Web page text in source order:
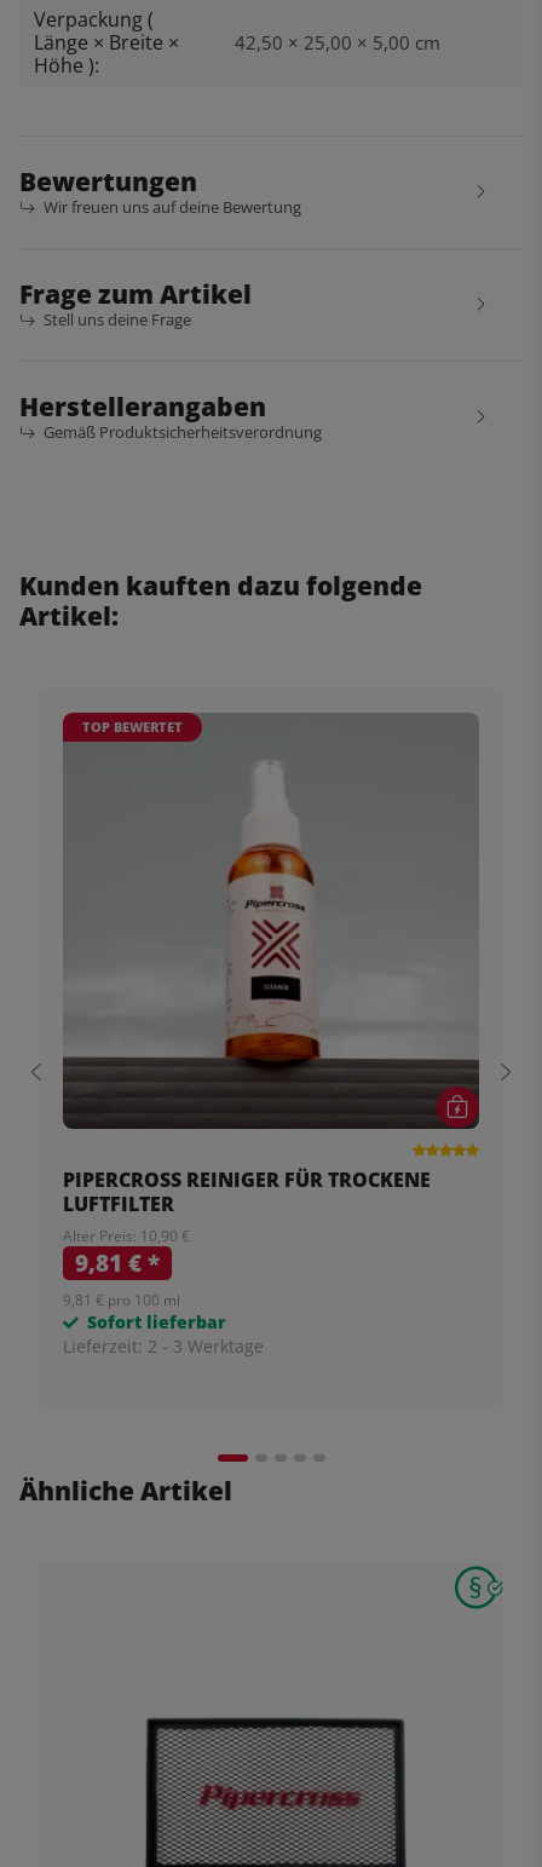
Verpackung (
Länge × Breite ×
Höhe ):
42,50 × 25,00 × 5,00 cm
Bewertungen
Wir freuen uns auf deine Bewertung
Frage zum Artikel
Stell uns deine Frage
Herstellerangaben
Gemäß Produktsicherheitsverordnung
Kunden kauften dazu folgende
Artikel:
TOP BEWERTET
PIPERCROSS REINIGER FÜR TROCKENE
LUFTFILTER
Alter Preis: 10,90 €
9,81 €*
9,81 € pro 100 ml
Sofort lieferbar
Lieferzeit: 2 - 3 Werktage
Ähnliche Artikel